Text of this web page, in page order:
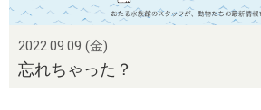
2022.09.09 (金)
忘れちゃった？